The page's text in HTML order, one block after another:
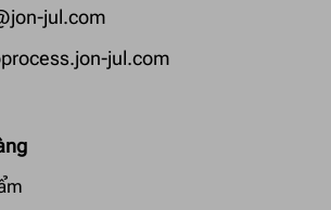
jul.com
jul.com